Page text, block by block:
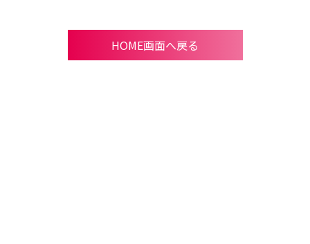
HOME画面へ戻る